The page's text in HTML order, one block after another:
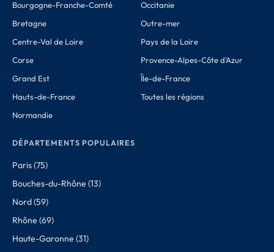
Bourgogne-Franche-Comté
Bretagne
Centre-Val de Loire
Corse
Grand Est
Hauts-de-France
Normandie
Occitanie
Outre-mer
Pays de la Loire
Provence-Alpes-Côte d'Azur
Île-de-France
Toutes les régions
DÉPARTEMENTS POPULAIRES
Paris (75)
Bouches-du-Rhône (13)
Nord (59)
Rhône (69)
Haute-Garonne (31)